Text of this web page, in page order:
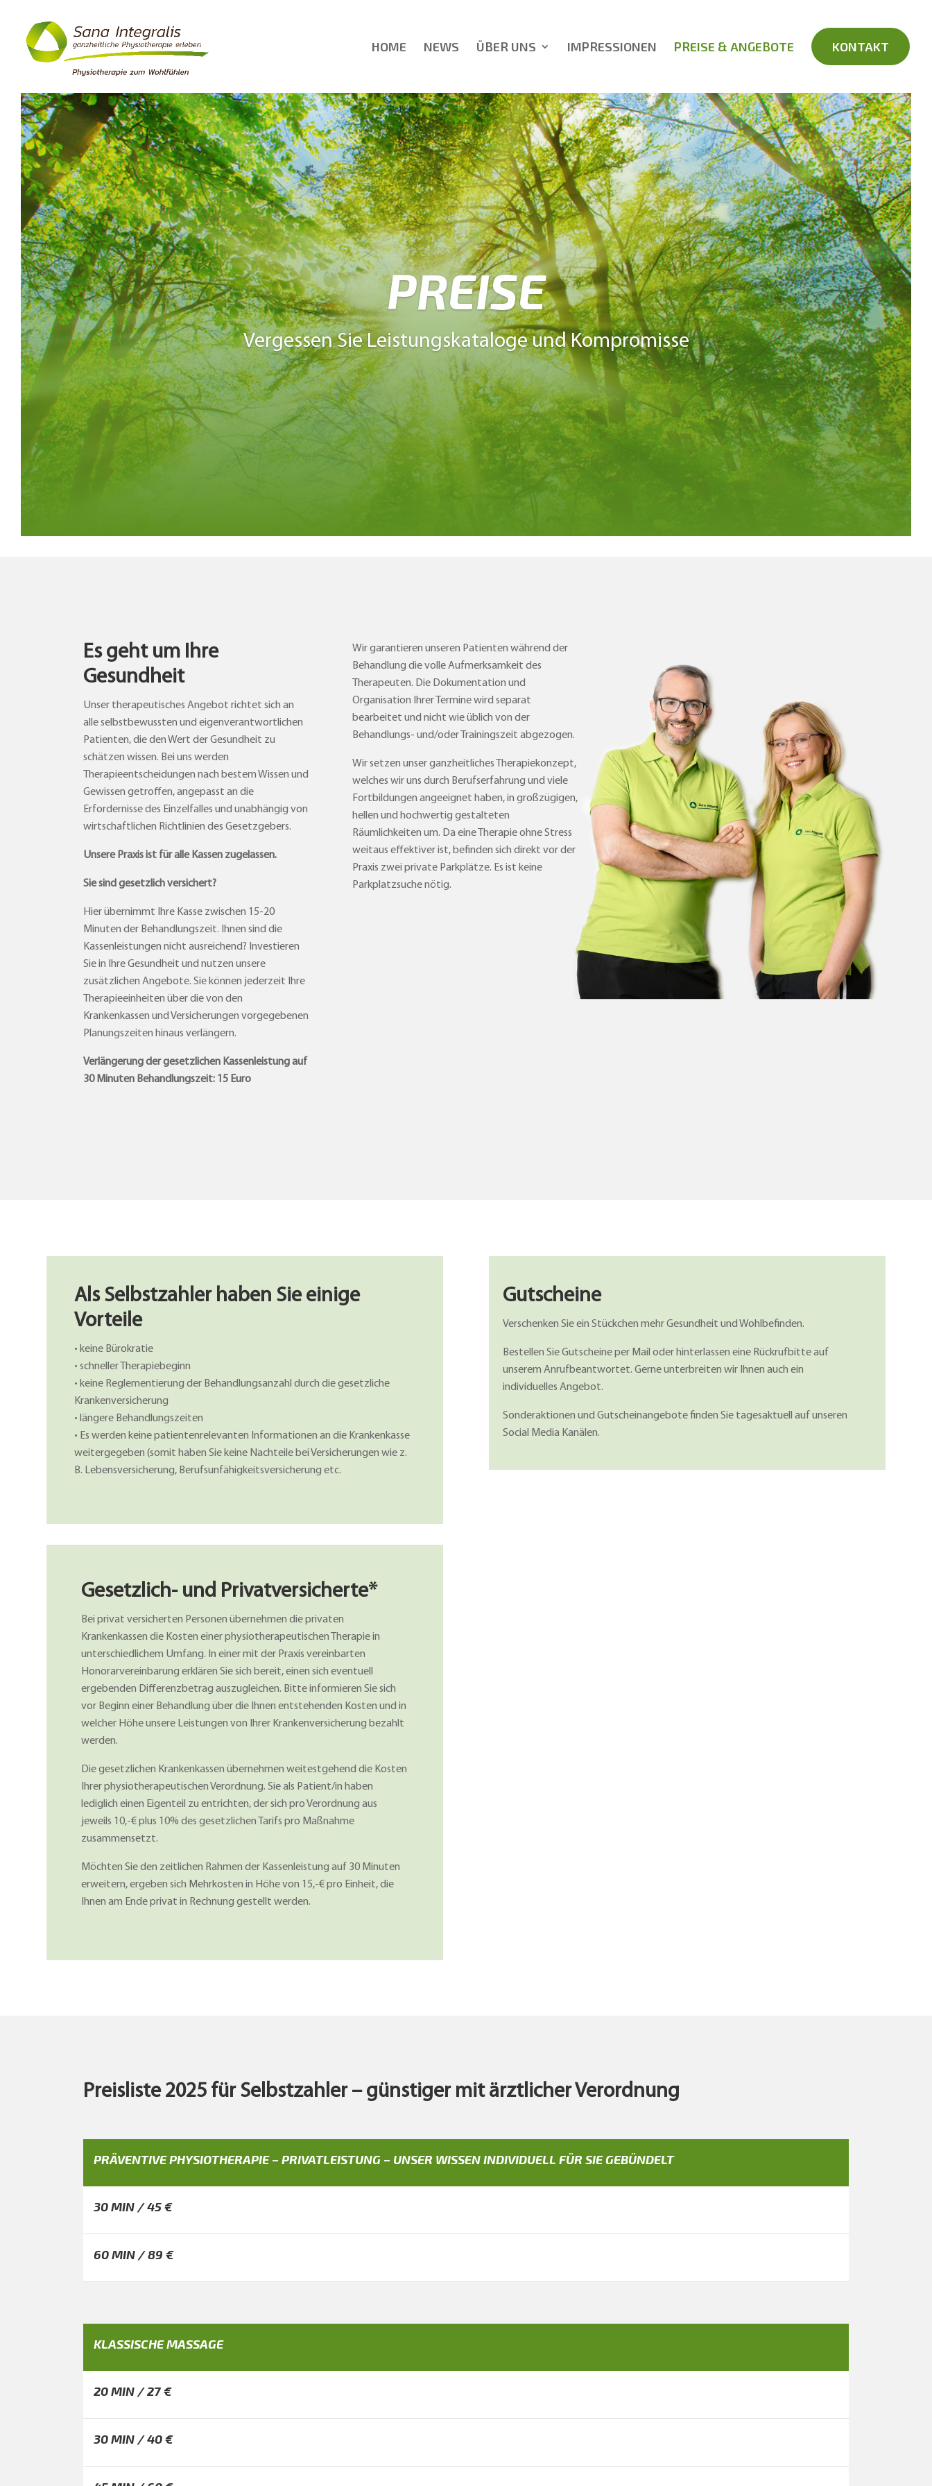
HOME NEWS ÜBER UNS IMPRESSIONEN PREISE & ANGEBOTE KONTAKT
PREISE
Vergessen Sie Leistungskataloge und Kompromisse
Es geht um Ihre
Gesundheit
Unser therapeutisches Angebot richtet sich an
alle selbstbewussten und eigenverantwortlichen
Patienten, die den Wert der Gesundheit zu
schätzen wissen. Bei uns werden
Therapieentscheidungen nach bestem Wissen und
Gewissen getroffen, angepasst an die
Erfordernisse des Einzelfalles und unabhängig von
wirtschaftlichen Richtlinien des Gesetzgebers.
Unsere Praxis ist für alle Kassen zugelassen.
Sie sind gesetzlich versichert?
Hier übernimmt Ihre Kasse zwischen 15-20
Minuten der Behandlungszeit. Ihnen sind die
Kassenleistungen nicht ausreichend? Investieren
Sie in Ihre Gesundheit und nutzen unsere
zusätzlichen Angebote. Sie können jederzeit Ihre
Therapieeinheiten über die von den
Krankenkassen und Versicherungen vorgegebenen
Planungszeiten hinaus verlängern.
Verlängerung der gesetzlichen Kassenleistung auf
30 Minuten Behandlungszeit: 15 Euro
Wir garantieren unseren Patienten während der
Behandlung die volle Aufmerksamkeit des
Therapeuten. Die Dokumentation und
Organisation Ihrer Termine wird separat
bearbeitet und nicht wie üblich von der
Behandlungs- und/oder Trainingszeit abgezogen.
Wir setzen unser ganzheitliches Therapiekonzept,
welches wir uns durch Berufserfahrung und viele
Fortbildungen angeeignet haben, in großzügigen,
hellen und hochwertig gestalteten
Räumlichkeiten um. Da eine Therapie ohne Stress
weitaus effektiver ist, befinden sich direkt vor der
Praxis zwei private Parkplätze. Es ist keine
Parkplatzsuche nötig.
Als Selbstzahler haben Sie einige
Vorteile
• keine Bürokratie
• schneller Therapiebeginn
• keine Reglementierung der Behandlungsanzahl durch die gesetzliche
Krankenversicherung
• längere Behandlungszeiten
• Es werden keine patientenrelevanten Informationen an die Krankenkasse
weitergegeben (somit haben Sie keine Nachteile bei Versicherungen wie z.
B. Lebensversicherung, Berufsunfähigkeitsversicherung etc.
Gutscheine
Verschenken Sie ein Stückchen mehr Gesundheit und Wohlbefinden.
Bestellen Sie Gutscheine per Mail oder hinterlassen eine Rückrufbitte auf
unserem Anrufbeantwortet. Gerne unterbreiten wir Ihnen auch ein
individuelles Angebot.
Sonderaktionen und Gutscheinangebote finden Sie tagesaktuell auf unseren
Social Media Kanälen.
Gesetzlich- und Privatversicherte*
Bei privat versicherten Personen übernehmen die privaten
Krankenkassen die Kosten einer physiotherapeutischen Therapie in
unterschiedlichem Umfang. In einer mit der Praxis vereinbarten
Honorarvereinbarung erklären Sie sich bereit, einen sich eventuell
ergebenden Differenzbetrag auszugleichen. Bitte informieren Sie sich
vor Beginn einer Behandlung über die Ihnen entstehenden Kosten und in
welcher Höhe unsere Leistungen von Ihrer Krankenversicherung bezahlt
werden.
Die gesetzlichen Krankenkassen übernehmen weitestgehend die Kosten
Ihrer physiotherapeutischen Verordnung. Sie als Patient/in haben
lediglich einen Eigenteil zu entrichten, der sich pro Verordnung aus
jeweils 10,-€ plus 10% des gesetzlichen Tarifs pro Maßnahme
zusammensetzt.
Möchten Sie den zeitlichen Rahmen der Kassenleistung auf 30 Minuten
erweitern, ergeben sich Mehrkosten in Höhe von 15,-€ pro Einheit, die
Ihnen am Ende privat in Rechnung gestellt werden.
Preisliste 2025 für Selbstzahler – günstiger mit ärztlicher Verordnung
PRÄVENTIVE PHYSIOTHERAPIE – PRIVATLEISTUNG – UNSER WISSEN INDIVIDUELL FÜR SIE GEBÜNDELT
30 MIN / 45 €
60 MIN / 89 €
KLASSISCHE MASSAGE
20 MIN / 27 €
30 MIN / 40 €